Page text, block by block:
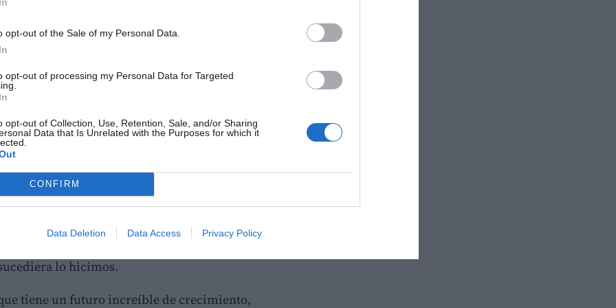
opt-out of the Sale of my Personal Data.
opt-out of processing my Personal Data for Targeted
opt-out of Collection, Use, Retention, Sale, and/or Sharing
Data that Is Unrelated with the Purposes for which it
CONFIRM
Data Deletion Data Access Privacy Policy
yo personalmente soy un agente de
realidad y que muestra diversidad. Porque
y apoyo la diversidad.
que vivimos, mucha discriminación,
mesa el mudarnos al exterior, ya que los
y yo diseñador.
poder abrir más las alas, conocer y
parte de un mundo mas grande. Entonces
lo hicimos.
tiene un futuro increíble de crecimiento,